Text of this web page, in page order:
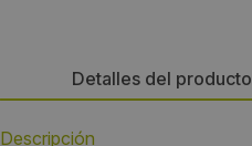
Detalles del producto
Descripción